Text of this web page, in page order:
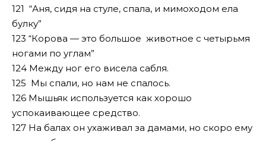
121 “Аня, сидя на стуле, спала, и мимоходом ела
булку”
123 “Корова — это большое животное с четырьмя
ногами по углам”
124 Между ног его висела сабля.
125 Мы спали, но нам не спалось.
126 Мышьяк используется как хорошо
успокаивающее средство.
127 На балах он ухаживал за дамами, но скоро ему